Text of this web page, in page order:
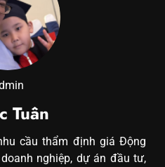
Tuân
cầu thẩm định giá Động
nghiệp, dự án đầu tư,